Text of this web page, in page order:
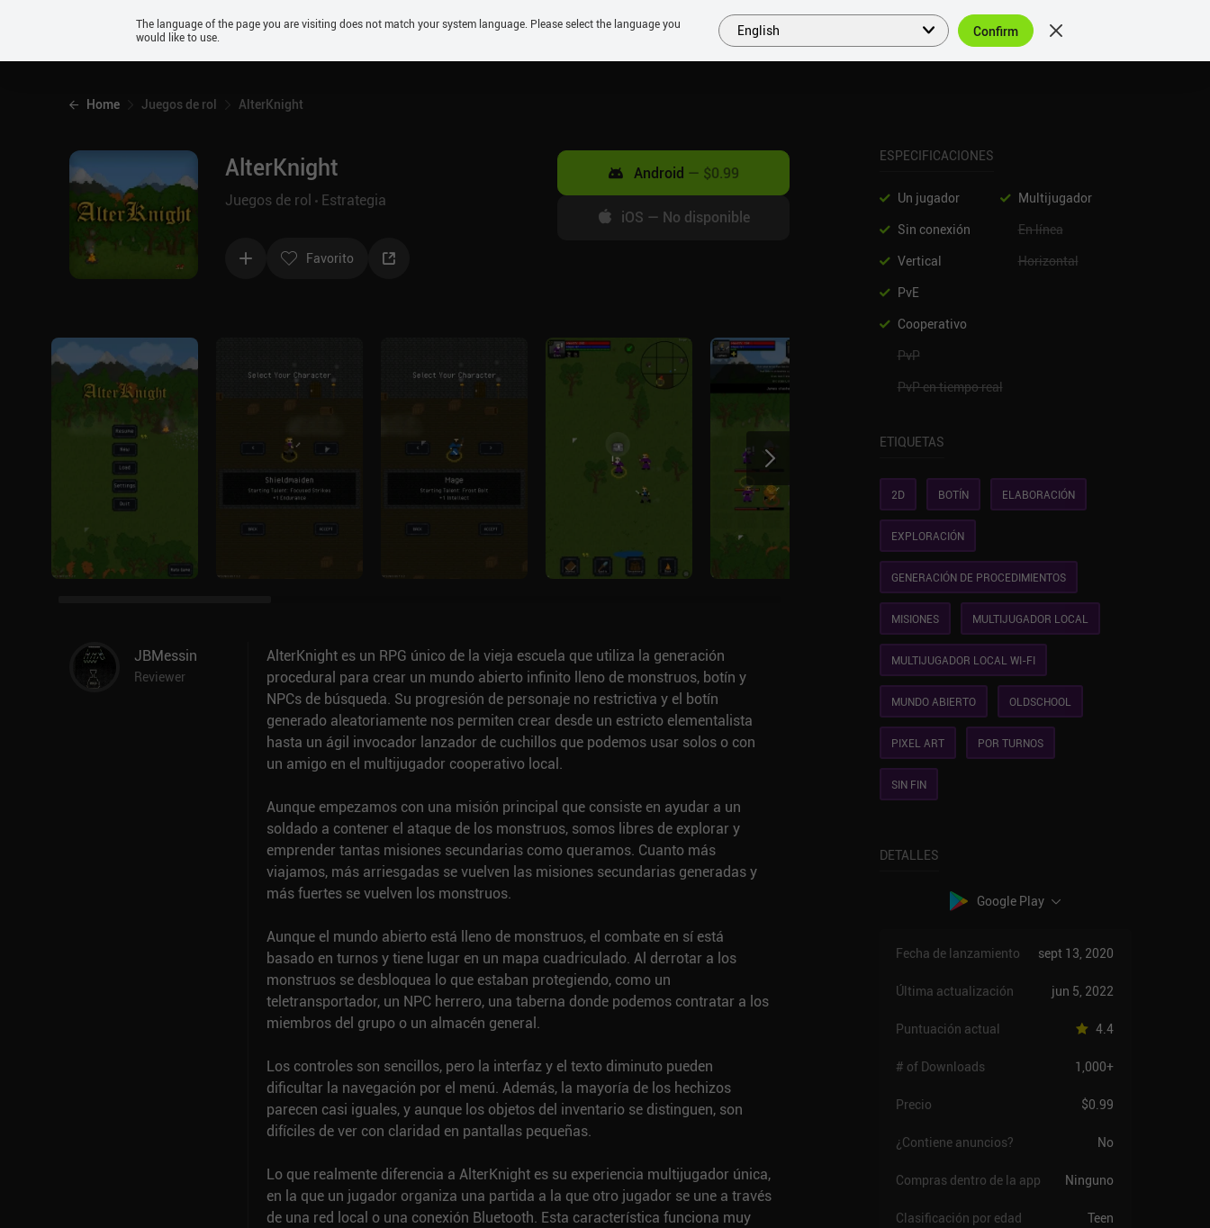
Android
PRÓXIMOS SIMILARES COLECCIONES TOP ES
Home Juegos de rol AlterKnight
AlterKnight
Juegos de rol Estrategia
Favorito
Android — $0.99
iOS — No disponible
JBMessin
Reviewer
AlterKnight es un RPG único de la vieja escuela que utiliza la generación
procedural para crear un mundo abierto infinito lleno de monstruos, botín y
NPCs de búsqueda. Su progresión de personaje no restrictiva y el botín
generado aleatoriamente nos permiten crear desde un estricto elementalista
hasta un ágil invocador lanzador de cuchillos que podemos usar solos o con
un amigo en el multijugador cooperativo local.
Aunque empezamos con una misión principal que consiste en ayudar a un
soldado a contener el ataque de los monstruos, somos libres de explorar y
emprender tantas misiones secundarias como queramos. Cuanto más
viajamos, más arriesgadas se vuelven las misiones secundarias generadas y
más fuertes se vuelven los monstruos.
Aunque el mundo abierto está lleno de monstruos, el combate en sí está
basado en turnos y tiene lugar en un mapa cuadriculado. Al derrotar a los
monstruos se desbloquea lo que estaban protegiendo, como un
teletransportador, un NPC herrero, una taberna donde podemos contratar a los
miembros del grupo o un almacén general.
Los controles son sencillos, pero la interfaz y el texto diminuto pueden
dificultar la navegación por el menú. Además, la mayoría de los hechizos
parecen casi iguales, y aunque los objetos del inventario se distinguen, son
difíciles de ver con claridad en pantallas pequeñas.
Lo que realmente diferencia a AlterKnight es su experiencia multijugador única,
en la que un jugador organiza una partida a la que otro jugador se une a través
de una red local o una conexión Bluetooth. Esta característica funciona muy
ESPECIFICACIONES
Un jugador
Multijugador
Sin conexión
En línea
Vertical
Horizontal
PvE
Cooperativo
PvP
PvP en tiempo real
ETIQUETAS
2D BOTÍN ELABORACIÓN
EXPLORACIÓN
GENERACIÓN DE PROCEDIMIENTOS
MISIONES MULTIJUGADOR LOCAL
MULTIJUGADOR LOCAL WI-FI
MUNDO ABIERTO OLDSCHOOL
PIXEL ART POR TURNOS
SIN FIN
DETALLES
Google Play
Fecha de lanzamiento sept 13, 2020
Última actualización jun 5, 2022
Puntuación actual 4.4
# of Downloads 1,000+
Precio $0.99
¿Contiene anuncios? No
Compras dentro de la app Ninguno
Clasificación por edad Teen
The language of the page you are visiting does not match your system language. Please select the language you
would like to use.
English Confirm